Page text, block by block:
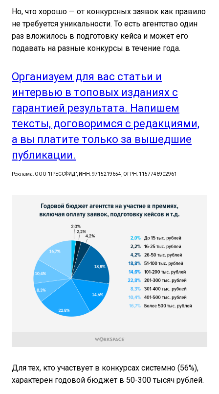
Но, что хорошо — от конкурсных заявок как правило
не требуется уникальности. То есть агентство один
раз вложилось в подготовку кейса и может его
подавать на разные конкурсы в течение года.
Организуем для вас статьи и
интервью в топовых изданиях с
гарантией результата. Напишем
тексты, договоримся с редакциями,
а вы платите только за вышедшие
публикации.
Реклама: ООО "ПРЕССФИД", ИНН: 9715219654, ОГРН: 1157746902961
Для тех, кто участвует в конкурсах системно (56%),
характерен годовой бюджет в 50-300 тысяч рублей.